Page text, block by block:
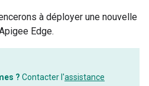
à déployer une nouvelle
Edge.
? Contacter l'assistance